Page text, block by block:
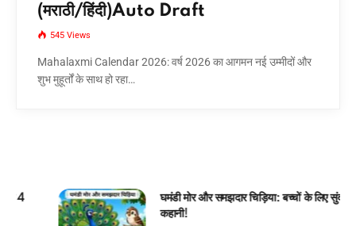
(मराठी/हिंदी)Auto Draft
545 Views
Mahalaxmi Calendar 2026: वर्ष 2026 का आगमन नई उम्मीदों और
शुभ मुहूर्तों के साथ हो रहा…
घमंडी मोर और समझदार चिड़िया: बच्चों के लिए सुंदर जंगल
कहानी!